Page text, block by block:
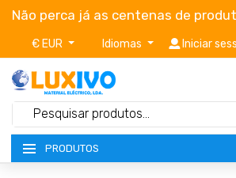
Não perca já as centenas de
€ EUR Idiomas Iniciar
PRODUTOS